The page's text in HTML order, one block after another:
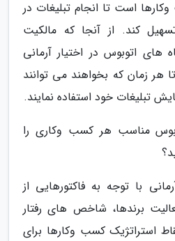
است تا انجام تبلیغات در
کند. از آنجا که مالکیت
های اتوبوس در اختیار آرمانی
هر زمان که بخواهند می توانند
تبلیغات خود استفاده نمایند.
مناسب هر کسب وکاری را
با توجه به فاکتورهایی از
برندها، شاخص های رفتار
استراتژیک کسب وکارها برای